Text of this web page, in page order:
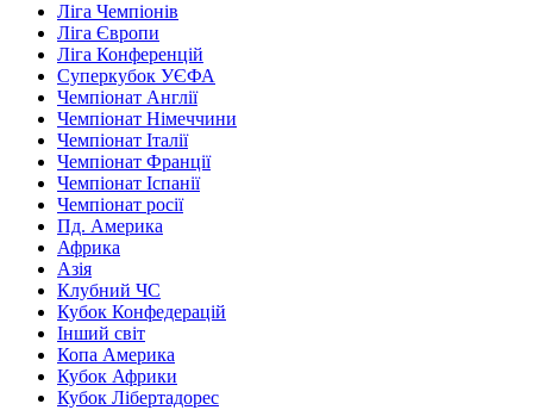
Ліга Чемпіонів
Ліга Європи
Ліга Конференцій
Суперкубок УЄФА
Чемпіонат Англії
Чемпіонат Німеччини
Чемпіонат Італії
Чемпіонат Франції
Чемпіонат Іспанії
Чемпіонат росії
Пд. Америка
Африка
Азія
Клубний ЧС
Кубок Конфедерацій
Інший світ
Копа Америка
Кубок Африки
Кубок Лібертадорес